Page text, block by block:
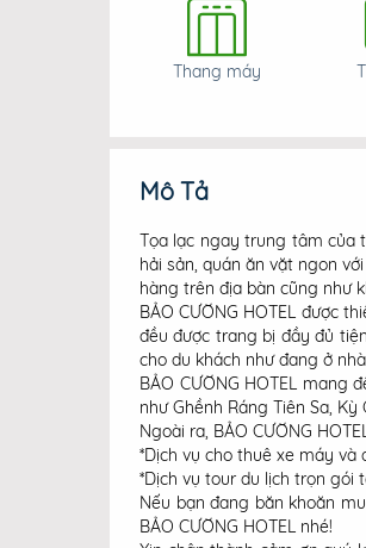
Thang máy
Mô Tả
Tọa lạc ngay trung tâm của
hải sản, quán ăn vặt ngon
hàng trên địa bàn cũng như
BẢO CƯỜNG HOTEL được
đều được trang bị đầy đủ
cho du khách như đang ở
BẢO CƯỜNG HOTEL
như Ghềnh Ráng Tiên Sa,
Ngoài ra, BẢO CƯỜNG
*Dịch vụ cho thuê xe máy và
*Dịch vụ tour du lịch trọn gói
Nếu bạn đang băn khoăn
BẢO CƯỜNG HOTEL nhé!